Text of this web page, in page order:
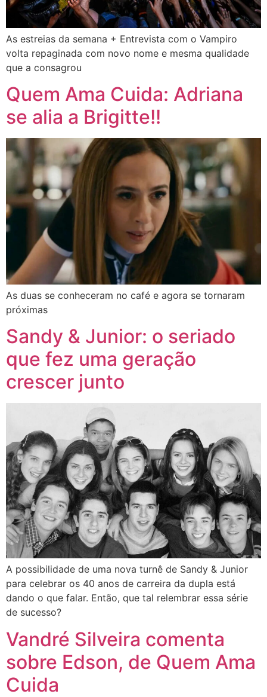
As estreias da semana + Entrevista com o Vampiro
volta repaginada com novo nome e mesma qualidade
que a consagrou
Quem Ama Cuida: Adriana
se alia a Brigitte!!
As duas se conheceram no café e agora se tornaram
próximas
Sandy & Junior: o seriado
que fez uma geração
crescer junto
A possibilidade de uma nova turnê de Sandy & Junior
para celebrar os 40 anos de carreira da dupla está
dando o que falar. Então, que tal relembrar essa série
de sucesso?
Vandré Silveira comenta
sobre Edson, de Quem Ama
Cuida